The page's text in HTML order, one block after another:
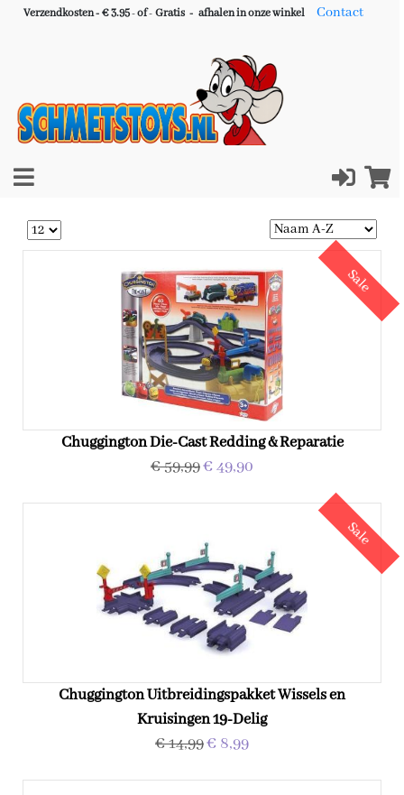
Verzendkosten - € 3.95-of- Gratis - afhalen in onze winkel Contact
Sale
Chuggington Die-Cast Redding & Reparatie
€ 59,99€ 49,90
Sale
Chuggington Uitbreidingspakket Wissels en
Kruisingen 19-Delig
€ 14,99€ 8,99